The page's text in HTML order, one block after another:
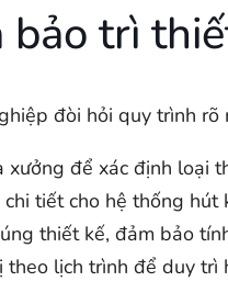
trì
đòi hỏi quy trình rõ
để xác định loại
tiết cho hệ thống
thiết kế, đảm bảo
lịch trình để duy trì